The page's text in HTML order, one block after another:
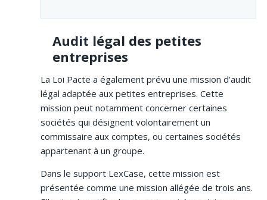
Audit légal des petites
entreprises
La Loi Pacte a également prévu une mission d’audit
légal adaptée aux petites entreprises. Cette
mission peut notamment concerner certaines
sociétés qui désignent volontairement un
commissaire aux comptes, ou certaines sociétés
appartenant à un groupe.
Dans le support LexCase, cette mission est
présentée comme une mission allégée de trois ans.